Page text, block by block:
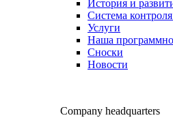
История и
Система контроля
Услуги
Наша
Сноски
Новости
Company headquarters